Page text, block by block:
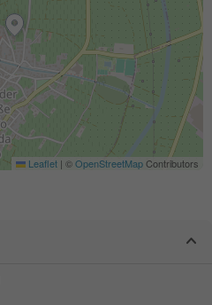
Leaflet | ©OpenStreetMapContributors